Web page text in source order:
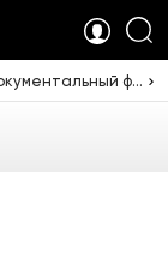
23:05 "Артур Дмитриев. Быть Человеком". Документальный фильм [12+]